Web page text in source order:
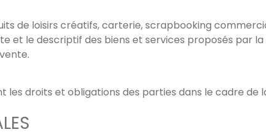
ailes
Tampons
Produits complémentaires
de loisirs créatifs, carterie, scrapbooking
et le descriptif des biens et services proposés par
droits et obligations des parties dans le cadre de